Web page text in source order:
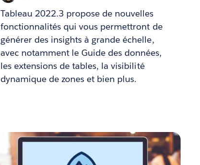
Tableau 2022.3 propose de nouvelles
fonctionnalités qui vous permettront de
générer des insights à grande échelle,
avec notamment le Guide des données,
les extensions de tables, la visibilité
dynamique de zones et bien plus.